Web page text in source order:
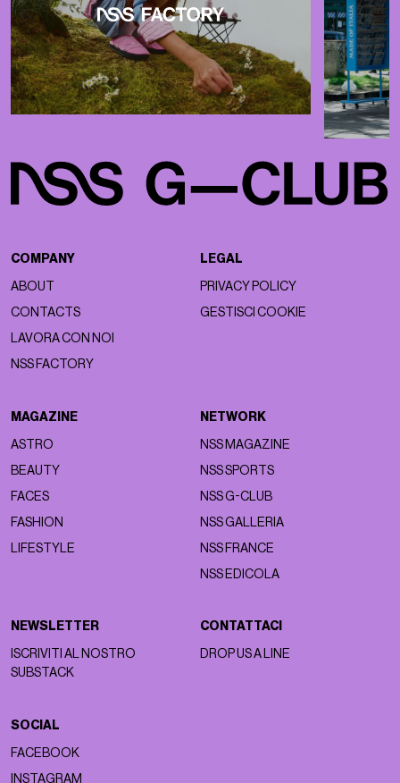
COMPANY
ABOUT
CONTACTS
LAVORA CON NOI
NSS FACTORY
LEGAL
PRIVACY POLICY
GESTISCI COOKIE
MAGAZINE
ASTRO
BEAUTY
FACES
FASHION
LIFESTYLE
NETWORK
NSS MAGAZINE
NSS SPORTS
NSS G-CLUB
NSS GALLERIA
NSS FRANCE
NSS EDICOLA
NEWSLETTER
ISCRIVITI AL NOSTRO
SUBSTACK
CONTATTACI
DROP US A LINE
SOCIAL
FACEBOOK
INSTAGRAM